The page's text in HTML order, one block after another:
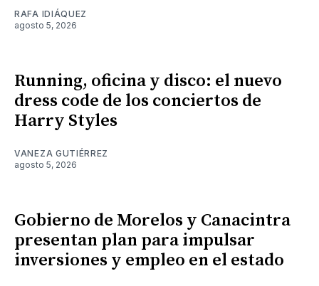
RAFA IDIÁQUEZ
agosto 5, 2026
Running, oficina y disco: el nuevo
dress code de los conciertos de
Harry Styles
VANEZA GUTIÉRREZ
agosto 5, 2026
Gobierno de Morelos y Canacintra
presentan plan para impulsar
inversiones y empleo en el estado